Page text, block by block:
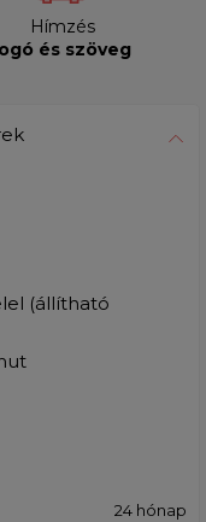
Hímzés
és szöveg
(állítható
24 hónap